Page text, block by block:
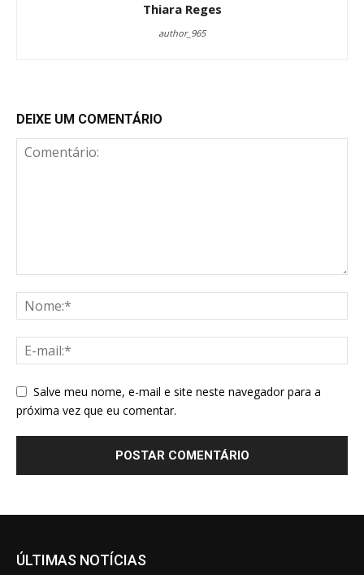
Thiara Reges
author_965
DEIXE UM COMENTÁRIO
Salve meu nome, e-mail e site neste navegador para a
próxima vez que eu comentar.
ÚLTIMAS NOTÍCIAS